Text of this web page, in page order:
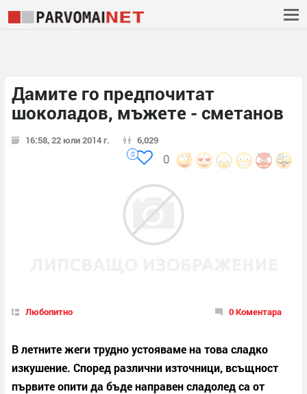
Дамите го предпочитат
шоколадов, мъжете - сметанов
16:58, 22 юли 2014 г. 6,029
0
0
Любопитно 0 Коментара
В летните жеги трудно устояваме на това сладко
изкушение. Според различни източници, всъщност
първите опити да бъде направен сладолед са от